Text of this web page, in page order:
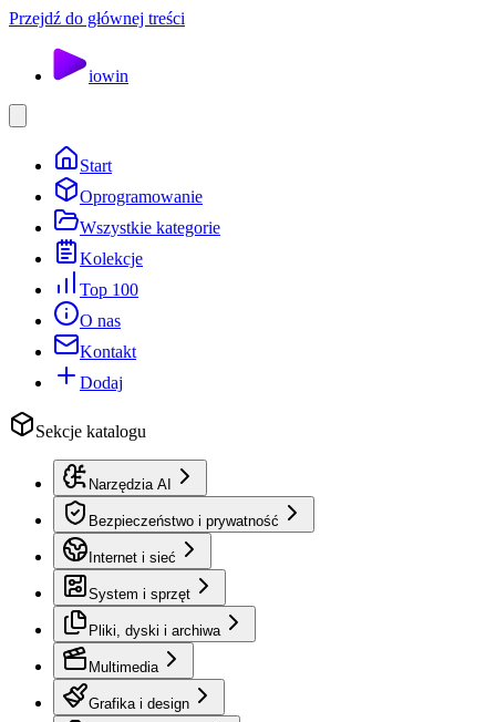
Przejdź do głównej treści
iowin
Start
Oprogramowanie
Wszystkie kategorie
Kolekcje
Top 100
O nas
Kontakt
Dodaj
Sekcje katalogu
Narzędzia AI
Bezpieczeństwo i prywatność
Internet i sieć
System i sprzęt
Pliki, dyski i archiwa
Multimedia
Grafika i design